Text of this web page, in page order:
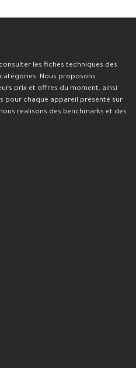
les fiches techniques des
Nous proposons
prix et offres du moment, ainsi
pour chaque appareil présenté sur
réalisons des benchmarks et des